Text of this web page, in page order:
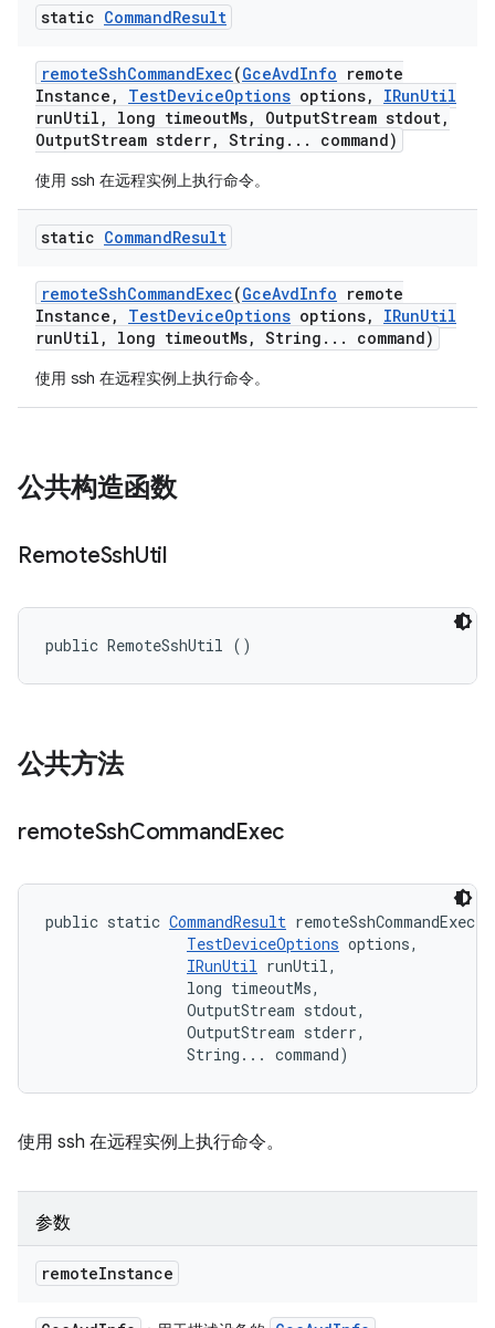
static CommandResult
remoteSshCommandExec(GceAvdInfo remote
Instance , TestDeviceOptions options, IRunUtil
runUtil , long timeoutMs, OutputStream stdout,
OutputStream stderr, String . . . command)
使用 ssh 在远程实例上执行命令。
static CommandResult
remoteSshCommandExec(GceAvdInfo remote
Instance , TestDeviceOptions options, IRunUtil
runUtil , long timeoutMs, String . . . command)
使用 ssh 在远程实例上执行命令。
公共构造函数
RemoteSshUtil
public RemoteSshUtil ()
公共方法
remoteSshCommandExec
public static CommandResult remoteSshCommandExec (
TestDeviceOptions options,
IRunUtil runUtil,
                long timeoutMs,
                OutputStream stdout,
                OutputStream stderr,
                String... command)
使用 ssh 在远程实例上执行命令。
参数
remoteInstance